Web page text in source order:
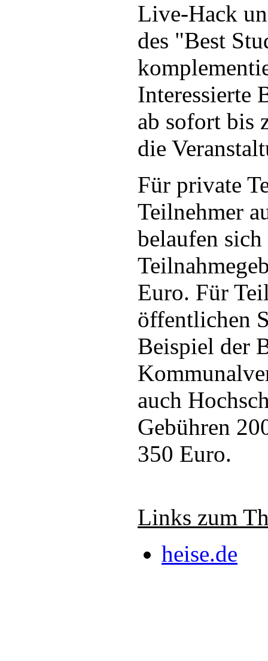
Live-Hack
des "Best
Interessierte
ab sofort bis
die
Für private
Teilnehmer
belaufen sich
Euro. Für
öffentlichen
Beispiel der
auch
Gebühren
350 Euro.
Links zum
heise.de